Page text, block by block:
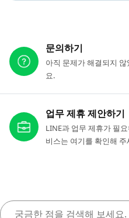
문의하기
아직 문제가 해결되지
요.
업무 제휴 제안하기
LINE과 업무 제휴가 필
비스는 여기를 확인해 주